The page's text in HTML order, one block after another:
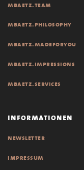
mbaetz.team
mbaetz.philosophy
mbaetz.madeforyou
mbaetz.impressions
mbaetz.services
informationen
newsletter
impressum